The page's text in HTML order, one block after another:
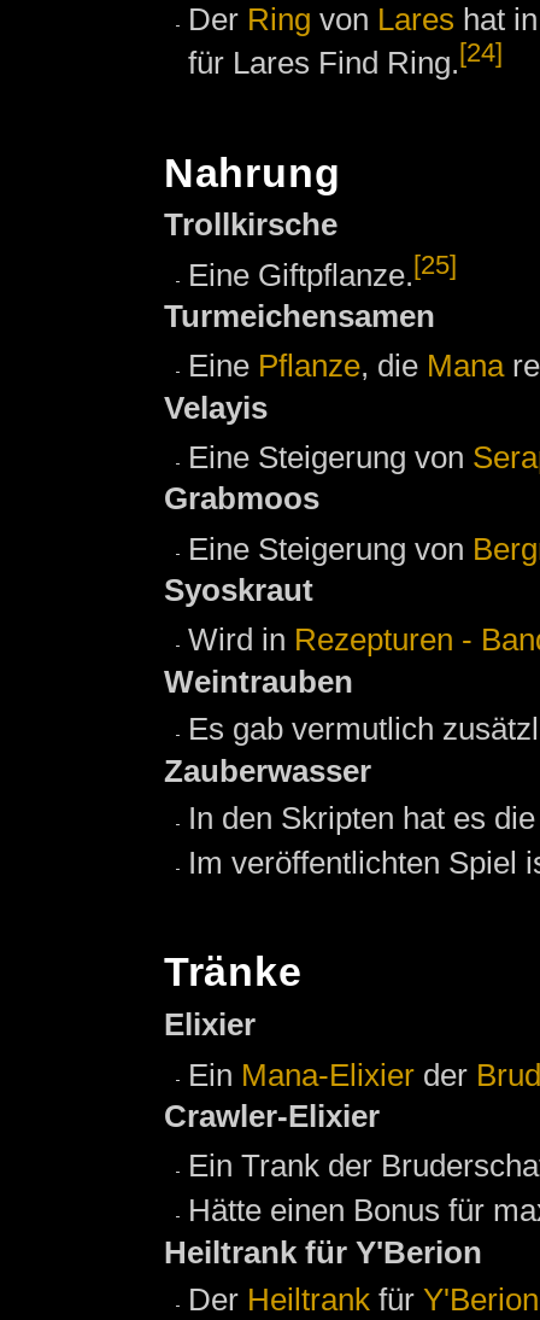
Der Ring von Lares hat
für Lares Find Ring.[24]
Nahrung
Trollkirsche
Eine Giftpflanze.[25]
Turmeichensamen
Eine Pflanze, die Mana
Velayis
Eine Steigerung von
Grabmoos
Eine Steigerung von
Syoskraut
Wird in Rezepturen -
Weintrauben
Es gab vermutlich
Zauberwasser
In den Skripten hat es
Im veröffentlichten Spiel
Tränke
Elixier
Ein Mana-Elixier der
Crawler-Elixier
Ein Trank der
Hätte einen Bonus für
Heiltrank für Y'Berion
Der Heiltrank für Y'Berion